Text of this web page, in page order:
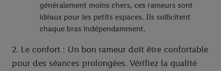
généralement moins chers, ces rameurs sont
idéaux pour les petits espaces. Ils sollicitent
chaque bras indépendamment.
2. Le confort : Un bon rameur doit être confortable
pour des séances prolongées. Vérifiez la qualité